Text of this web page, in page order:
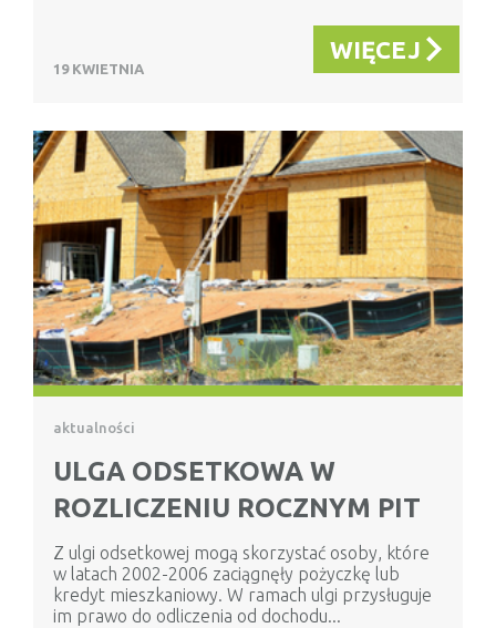
19 KWIETNIA
WIĘCEJ
aktualności
ULGA ODSETKOWA W
ROZLICZENIU ROCZNYM PIT
Z ulgi odsetkowej mogą skorzystać osoby, które
w latach 2002-2006 zaciągnęły pożyczkę lub
kredyt mieszkaniowy. W ramach ulgi przysługuje
im prawo do odliczenia od dochodu...